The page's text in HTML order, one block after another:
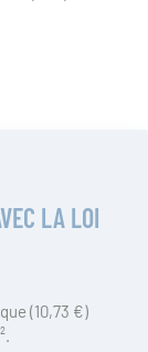
LA LOI
(10,73 €)